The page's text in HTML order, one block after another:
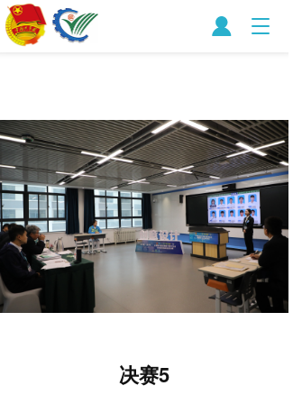
T
e
n
a
v
i
g
a
t
i
o
决赛5